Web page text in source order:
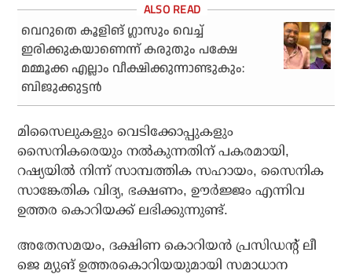
വെറുതെ കൂളിങ് ഗ്ലാസും വെച്ച്
ഇരിക്കുകയാണെന്ന് കരുതും പക്ഷേ
മമ്മൂക്ക എല്ലാം വീക്ഷിക്കുന്നാണ്ടുകും:
ബിജുക്കുട്ടന്‍
മിസൈലുകളും വെടിക്കോപ്പുകളും
സൈനികരെയും നല്‍കുന്നതിന് പകരമായി,
റഷ്യയില്‍ നിന്ന് സാമ്പത്തിക സഹായം, സൈനിക
സാങ്കേതിക വിദ്യ, ഭക്ഷണം, ഊര്‍ജ്ജം എന്നിവ
ഉത്തര കൊറിയക്ക് ലഭിക്കുന്നുണ്ട്.
അതേസമയം, ദക്ഷിണ കൊറിയന്‍ പ്രസിഡന്റ് ലീ
ജെ മ്യുങ് ഉത്തരകൊറിയയുമായി സമാധാന